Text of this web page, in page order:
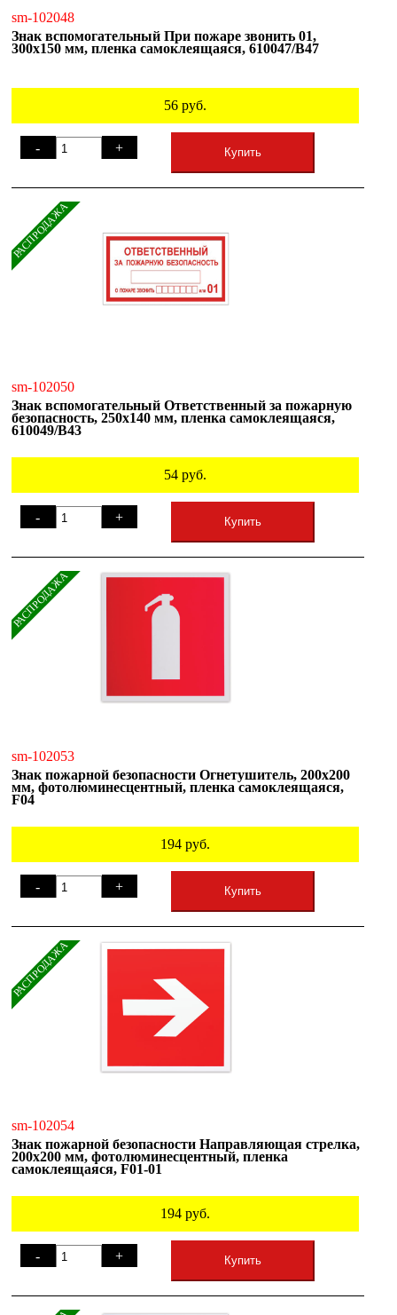
sm-102048
Знак вспомогательный При пожаре звонить 01,
300х150 мм, пленка самоклеящаяся, 610047/В47
56 руб.
- + Купить
РАСПРОДАЖА
sm-102050
Знак вспомогательный Ответственный за пожарную
безопасность, 250х140 мм, пленка самоклеящаяся,
610049/В43
54 руб.
- + Купить
РАСПРОДАЖА
sm-102053
Знак пожарной безопасности Огнетушитель, 200х200
мм, фотолюминесцентный, пленка самоклеящаяся,
F04
194 руб.
- + Купить
РАСПРОДАЖА
sm-102054
Знак пожарной безопасности Направляющая стрелка,
200х200 мм, фотолюминесцентный, пленка
самоклеящаяся, F01-01
194 руб.
- + Купить